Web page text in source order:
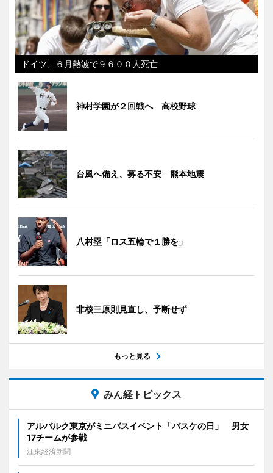
ドイツ、６月熱波で９６００人死亡
神村学園が２回戦へ 高校野球
台風へ備え、募る不安 熊本地震
八村塁「ロス五輪で１勝を」
非核三原則見直し、予断せず
もっと見る
みん経トピックス
アルバルク東京がミニバスイベント「バスケの日」 男女
17チームが参戦
江東経済新聞